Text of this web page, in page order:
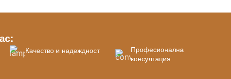
Качество и надеждност
Професионална
консултация